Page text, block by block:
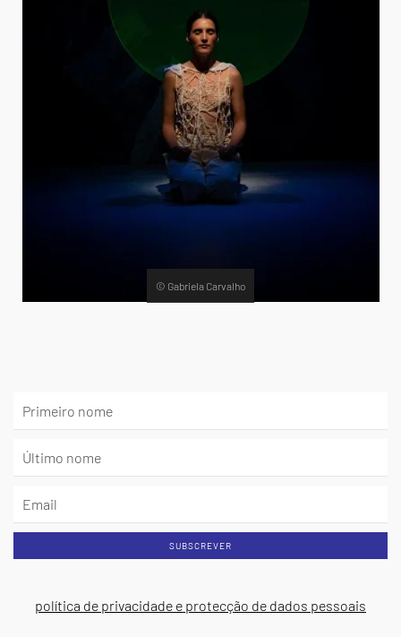
© Gabriela Carvalho
SUBSCREVER
política de privacidade e protecção de dados pessoais